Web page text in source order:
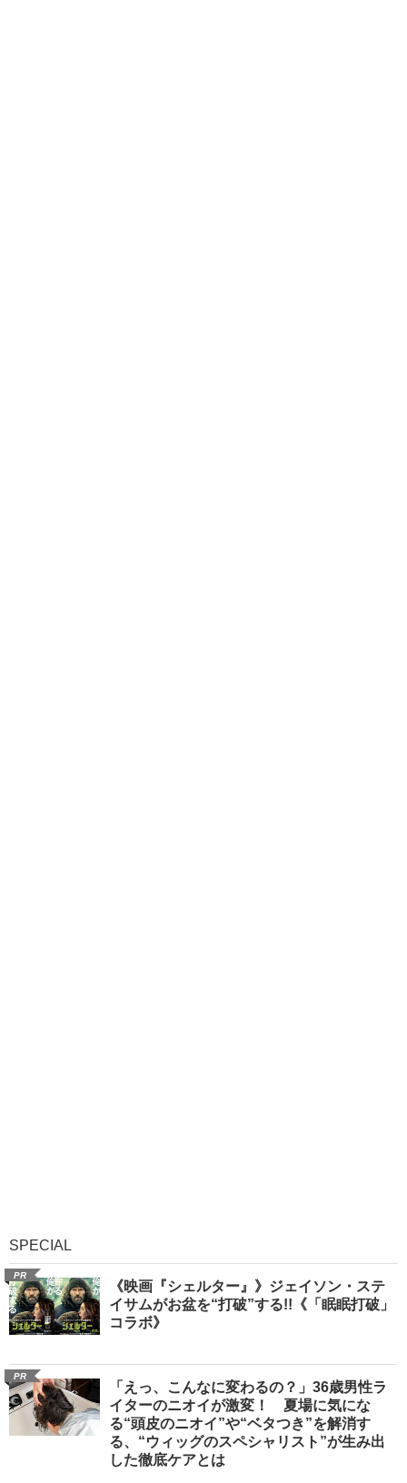
SPECIAL
PR
《映画『シェルター』》ジェイソン・ステ
イサムがお盆を“打破”する!!《「眠眠打破」
コラボ》
PR
「えっ、こんなに変わるの？」36歳男性ラ
イターのニオイが激変！ 夏場に気にな
る“頭皮のニオイ”や“ベタつき”を解消す
る、“ウィッグのスペシャリスト”が生み出
した徹底ケアとは